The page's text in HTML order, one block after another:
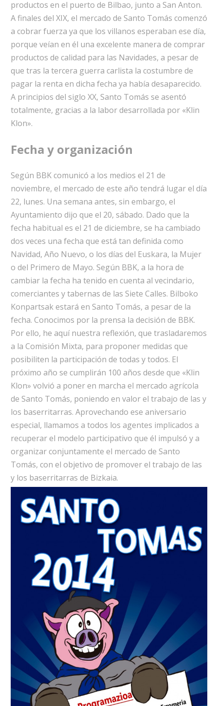
productos en el puerto de Bilbao, junto a San Anton.
A finales del XIX, el mercado de Santo Tomás comenzó
a cobrar fuerza ya que los villanos esperaban ese día,
porque veían en él una excelente manera de comprar
productos de calidad para las Navidades, a pesar de
que tras la tercera guerra carlista la costumbre de
pagar la renta en dicha fecha ya había desaparecido.
A principios del siglo XX, Santo Tomás se asentó
totalmente, gracias a la labor desarrollada por «Klin
Klon».
Fecha y organización
Según BBK comunicó a los medios el 21 de
noviembre, el mercado de este año tendrá lugar el día
22, lunes. Una semana antes, sin embargo, el
Ayuntamiento dijo que el 20, sábado. Dado que la
fecha habitual es el 21 de diciembre, se ha cambiado
dos veces una fecha que está tan definida como
Navidad, Año Nuevo, o los días del Euskara, la Mujer
o del Primero de Mayo. Según BBK, a la hora de
cambiar la fecha ha tenido en cuenta al vecindario,
comerciantes y tabernas de las Siete Calles. Bilboko
Konpartsak estará en Santo Tomás, a pesar de la
fecha. Conocimos por la prensa la decisión de BBK.
Por ello, he aquí nuestra reflexión, que trasladaremos
a la Comisión Mixta, para proponer medidas que
posibiliten la participación de todas y todos. El
próximo año se cumplirán 100 años desde que «Klin
Klon» volvió a poner en marcha el mercado agrícola
de Santo Tomás, poniendo en valor el trabajo de las y
los baserritarras. Aprovechando ese aniversario
especial, llamamos a todos los agentes implicados a
recuperar el modelo participativo que él impulsó y a
organizar conjuntamente el mercado de Santo
Tomás, con el objetivo de promover el trabajo de las
y los baserritarras de Bizkaia.